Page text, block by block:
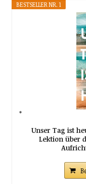
BESTSELLER NR. 1
Unser Tag ist
Lektion über